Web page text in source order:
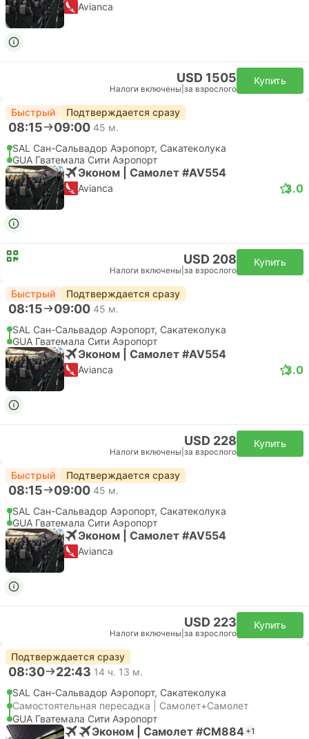
Avianca
USD 1505
Налоги включены за взрослого
Купить
Быстрый Подтверждается сразу
08:15 09:00 45 м.
SAL Сан-Сальвадор Аэропорт, Сакатеколука
GUA Гватемала Сити Аэропорт
Эконом | Самолет #AV554
Avianca 3.0
USD 208
Налоги включены за взрослого
Купить
Быстрый Подтверждается сразу
08:15 09:00 45 м.
SAL Сан-Сальвадор Аэропорт, Сакатеколука
GUA Гватемала Сити Аэропорт
Эконом | Самолет #AV554
Avianca 3.0
USD 228
Налоги включены за взрослого
Купить
Быстрый Подтверждается сразу
08:15 09:00 45 м.
SAL Сан-Сальвадор Аэропорт, Сакатеколука
GUA Гватемала Сити Аэропорт
Эконом | Самолет #AV554
Avianca
USD 223
Налоги включены за взрослого
Купить
Подтверждается сразу
08:30 22:43 14 ч. 13 м.
SAL Сан-Сальвадор Аэропорт, Сакатеколука
Самостоятельная пересадка | Самолет+Самолет
GUA Гватемала Сити Аэропорт
Эконом | Самолет #CM884 +1